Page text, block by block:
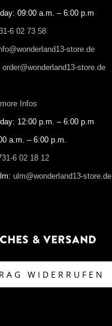
09:00 a.m. – 6:00 p.m
6 02 73 58
store.de
order@wonderland13-store.de
| more Infos
12:00 p.m. – 6:00 p.m
a.m. – 6:00 p.m.
6 02 18 12
ulm@wonderland13-store.de
& Versand
WIDERRUFEN